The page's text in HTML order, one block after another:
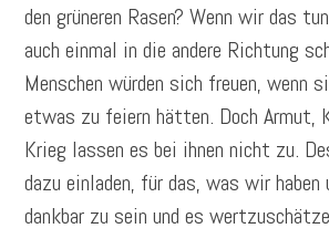
den grüneren Rasen? Wenn wir das
auch einmal in die andere Richtung
Menschen würden sich freuen, wenn
etwas zu feiern hätten. Doch Armut,
Krieg lassen es bei ihnen nicht zu.
dazu einladen, für das, was wir haben
dankbar zu sein und es